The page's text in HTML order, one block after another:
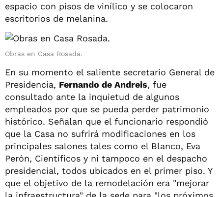
espacio con pisos de vinílico y se colocaron
escritorios de melanina.
Obras en Casa Rosada.
En su momento el saliente secretario General de
Presidencia, Fernando de Andreis, fue
consultado ante la inquietud de algunos
empleados por que se pueda perder patrimonio
histórico. Señalan que el funcionario respondió
que la Casa no sufrirá modificaciones en los
principales salones tales como el Blanco, Eva
Perón, Científicos y ni tampoco en el despacho
presidencial, todos ubicados en el primer piso. Y
que el objetivo de la remodelación era "mejorar